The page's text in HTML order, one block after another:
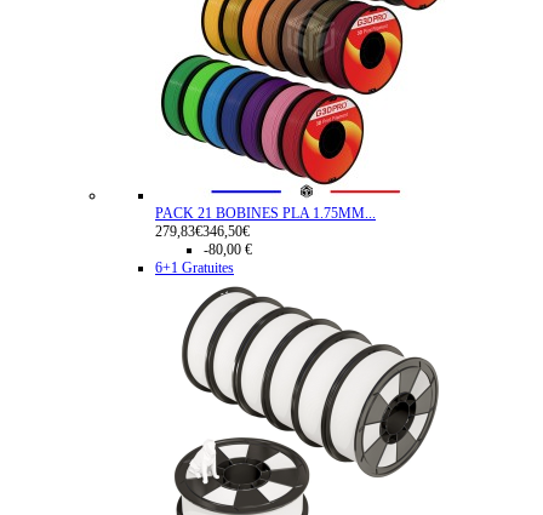
PACK 21 BOBINES PLA 1.75MM...
279,83€346,50€
-80,00 €
6+1 Gratuites